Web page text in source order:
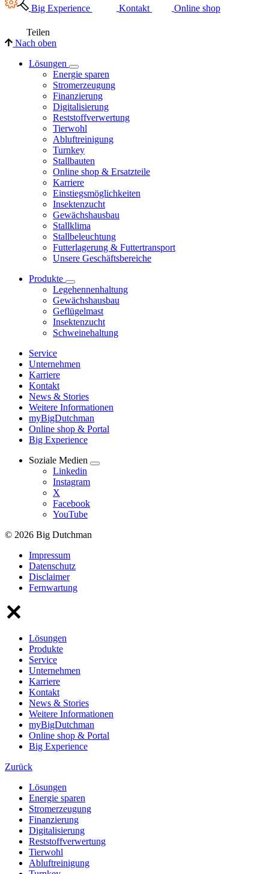
Big Experience Kontakt Online shop
Teilen
Nach oben
Lösungen
Energie sparen
Stromerzeugung
Finanzierung
Digitalisierung
Reststoffverwertung
Tierwohl
Abluftreinigung
Turnkey
Stallbauten
Online shop & Ersatzteile
Karriere
Einstiegsmöglichkeiten
Insektenzucht
Gewächshausbau
Stallklima
Stallbeleuchtung
Futterlagerung & Futtertransport
Unsere Geschäftsbereiche
Produkte
Legehennenhaltung
Gewächshausbau
Geflügelmast
Insektenzucht
Schweinehaltung
Service
Unternehmen
Karriere
Kontakt
News & Stories
Weitere Informationen
myBigDutchman
Online shop & Portal
Big Experience
Soziale Medien
Linkedin
Instagram
X
Facebook
YouTube
© 2026 Big Dutchman
Impressum
Datenschutz
Disclaimer
Fernwartung
Lösungen
Produkte
Service
Unternehmen
Karriere
Kontakt
News & Stories
Weitere Informationen
myBigDutchman
Online shop & Portal
Big Experience
Zurück
Lösungen
Energie sparen
Stromerzeugung
Finanzierung
Digitalisierung
Reststoffverwertung
Tierwohl
Abluftreinigung